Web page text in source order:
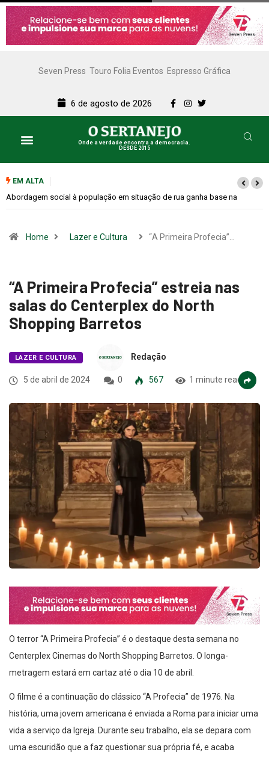
Seven Press Touro Folia Eventos Espresso Gráfica
6 de agosto de 2026
Onde a verdade encontra a democracia.
DESDE 2015
EM ALTA
Cemitérios terão horário especial e missas no Dia dos Pais
Home Lazer e Cultura “A Primeira Profecia”…
“A Primeira Profecia” estreia nas
salas do Centerplex do North
Shopping Barretos
LAZER E CULTURA Redação
5 de abril de 2024 0 567 1 minute read
O terror “A Primeira Profecia” é o destaque desta semana no
Centerplex Cinemas do North Shopping Barretos. O longa-
metragem estará em cartaz até o dia 10 de abril.
O filme é a continuação do clássico “A Profecia” de 1976. Na
história, uma jovem americana é enviada a Roma para iniciar uma
vida a serviço da Igreja. Durante seu trabalho, ela se depara com
uma escuridão que a faz questionar sua própria fé, e acaba